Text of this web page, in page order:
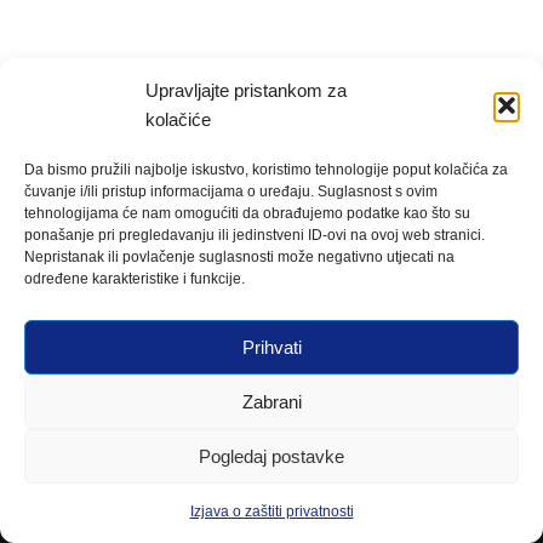
Upravljajte pristankom za
kolačiće
Da bismo pružili najbolje iskustvo, koristimo tehnologije poput kolačića za
čuvanje i/ili pristup informacijama o uređaju. Suglasnost s ovim
tehnologijama će nam omogućiti da obrađujemo podatke kao što su
ponašanje pri pregledavanju ili jedinstveni ID-ovi na ovoj web stranici.
Nepristanak ili povlačenje suglasnosti može negativno utjecati na
određene karakteristike i funkcije.
Prihvati
Zabrani
Pogledaj postavke
Izjava o zaštiti privatnosti
Neve| Powered byWordPress